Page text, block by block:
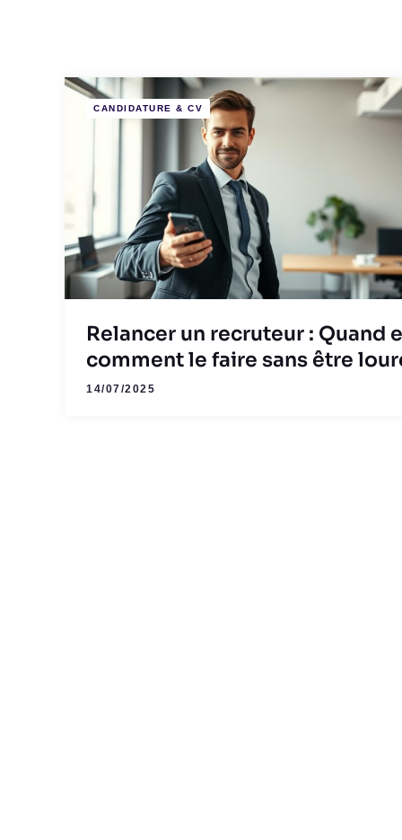
CANDIDATURE & CV
Relancer un recruteur : Quand
comment le faire sans être
14/07/2025